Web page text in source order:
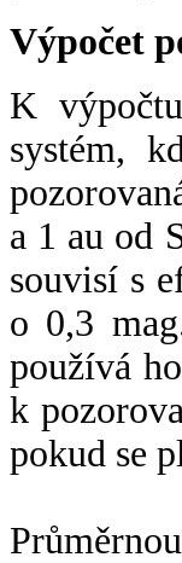
Výpočet
K
systém,
a 1 au od
souvisí s
o 0,3
používá
k
pokud se